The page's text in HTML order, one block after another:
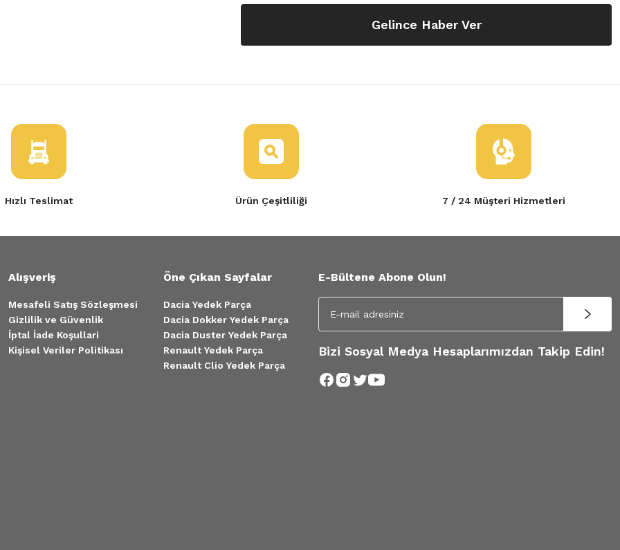
Gelince Haber Ver
Hızlı Teslimat Ürün Çeşitliliği 7 / 24 Müşteri Hizmetleri
Alışveriş
Mesafeli Satış Sözleşmesi
Gizlilik ve Güvenlik
İptal İade Koşullari
Kişisel Veriler Politikası
Öne Çıkan Sayfalar
Dacia Yedek Parça
Dacia Dokker Yedek Parça
Dacia Duster Yedek Parça
Renault Yedek Parça
Renault Clio Yedek Parça
E-Bültene Abone Olun!
Bizi Sosyal Medya Hesaplarımızdan Takip Edin!